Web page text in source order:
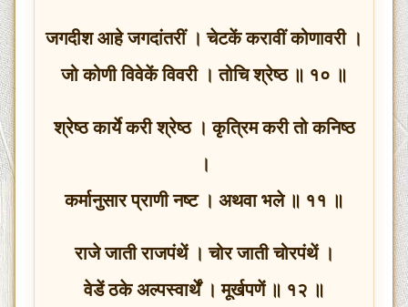
जगदीश आहे जगदांतरीं । चेटकें करावीं कोणावरी ।
जो कोणी विवेकें विवरी । तोचि श्रेष्ठ ॥ १० ॥
श्रेष्ठ कार्ये करी श्रेष्ठ । कृत्रिम करी तो कनिष्ठ
।
कर्मानुसार प्राणी नष्ट । अथवा भले ॥ ११ ॥
राजे जाती राजपंथें । चोर जाती चोरपंथें ।
वेडें ठके अल्पस्वार्थें । मूर्खपणें ॥ १२ ॥